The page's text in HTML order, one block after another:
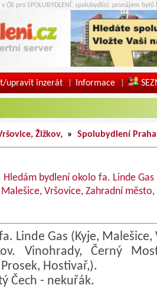
ČR pro SPOLUBYDLENÍ, spolubydlící, pronájem
upravit inzerát | Informace |
Žižkov, » Spolubydlení
Hledám bydlení okolo fa. Linde Gas
Malešice, Vršovice, Zahradní město,
Linde Gas (Kyje, Malešice,
Vinohrady, Černý
Hostivař,).
Čech - nekuřák.